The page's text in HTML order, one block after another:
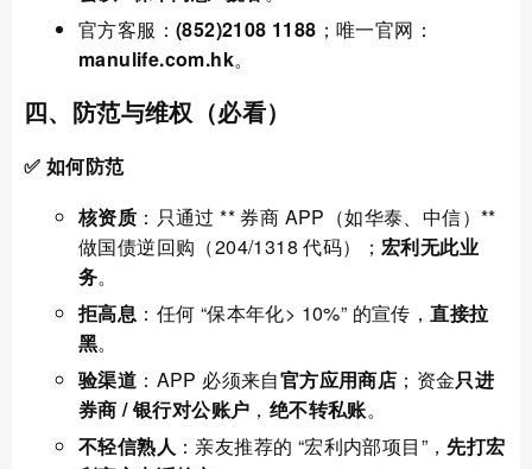
官方客服： (852)2108 1188 ；唯一官网：
manulife.com.hk。
四、防范与维权（必看）
✅ 如何防范
核资质 ：只通过 ** 券商 APP（如华泰、中信）**
做国债逆回购（204/1318 代码）； 宏利无此业
务。
拒高息 ：任何 “保本年化> 10%” 的宣传，直接拉
黑。
验渠道 ：APP 必须来自官方应用商店 ；资金只进
券商 / 银行对公账户 ， 绝不转私账。
不轻信熟人 ：亲友推荐的 “宏利内部项目”， 先打宏